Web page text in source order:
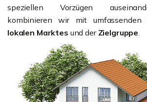
speziellen Vorzügen
kombinieren wir mit umfassenden
lokalen Marktes und der Zielgruppe.